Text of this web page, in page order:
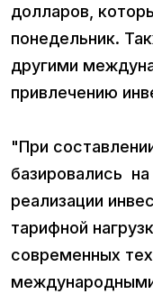
долларов,
понедельник.
другими
привлечению
"При
базировались
реализации
тарифной
современных